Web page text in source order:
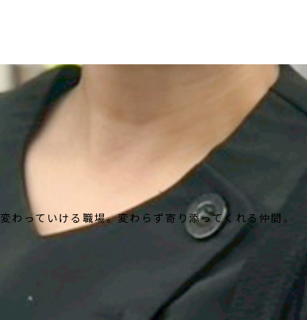
変わっていける職場。変わらず寄り添ってくれる仲間。